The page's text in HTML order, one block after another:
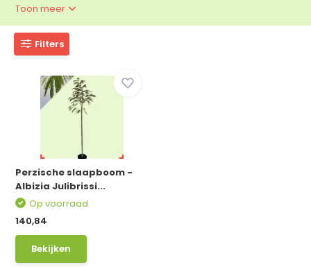
Toon meer
Filters
Perzische slaapboom -
Albizia Julibrissi...
Op voorraad
140,84
Bekijken